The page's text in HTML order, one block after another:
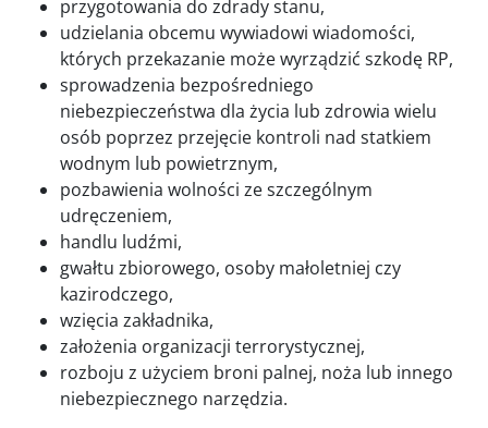
przygotowania do zdrady stanu,
udzielania obcemu wywiadowi wiadomości,
których przekazanie może wyrządzić szkodę RP,
sprowadzenia bezpośredniego
niebezpieczeństwa dla życia lub zdrowia wielu
osób poprzez przejęcie kontroli nad statkiem
wodnym lub powietrznym,
pozbawienia wolności ze szczególnym
udręczeniem,
handlu ludźmi,
gwałtu zbiorowego, osoby małoletniej czy
kazirodczego,
wzięcia zakładnika,
założenia organizacji terrorystycznej,
rozboju z użyciem broni palnej, noża lub innego
niebezpiecznego narzędzia.